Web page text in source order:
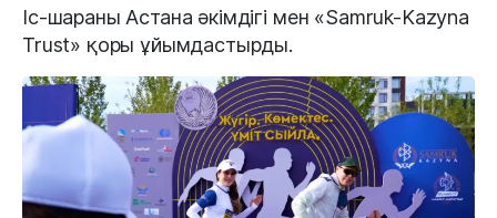
Іс-шараны Астана әкімдігі мен «Samruk-Kazyna
Trust» қоры ұйымдастырды.